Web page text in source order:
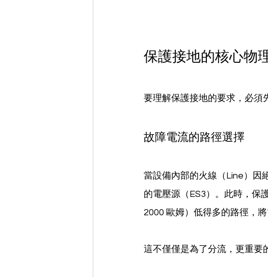
保護接地的核心物
要理解保護接地的要求，必須
故障電流的路徑選擇
當設備內部的火線（Line）因
的電壓源（ES3）。此時，保
2000 歐姆）低得多的路徑，
這不僅僅是為了分流，更重要